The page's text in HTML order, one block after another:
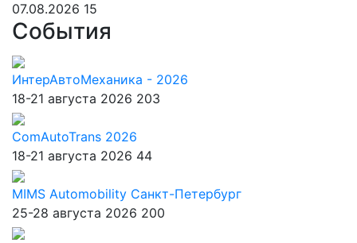
07.08.2026 15
События
ИнтерАвтоМеханика - 2026
18-21 августа 2026 203
ComAutoTrans 2026
18-21 августа 2026 44
MIMS Automobility Санкт-Петербург
25-28 августа 2026 200